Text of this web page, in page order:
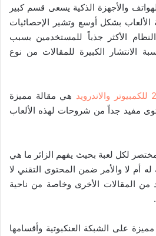
والأجهزة الذكية يسعى قسم كبير
بشكل أوسع وتشير الإحصائيات
الأكثر جذباً للمستخدمين بسبب
الانتشار الكبيرة للمقالات من نوع
هي مقالة مميزة
مفيد جداً من شروحات لهذه الألعاب
لكل لعبة بحيث يفهم الزائر ما هي
أم لا والأمر ضمن المحتوى التقني لا
من المقالات الأخرى وخاصة من ناحية
على الشبكة العنكبوتية وأقسامها